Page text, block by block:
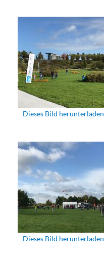
Dieses Bild herunterladen
Dieses Bild herunterladen